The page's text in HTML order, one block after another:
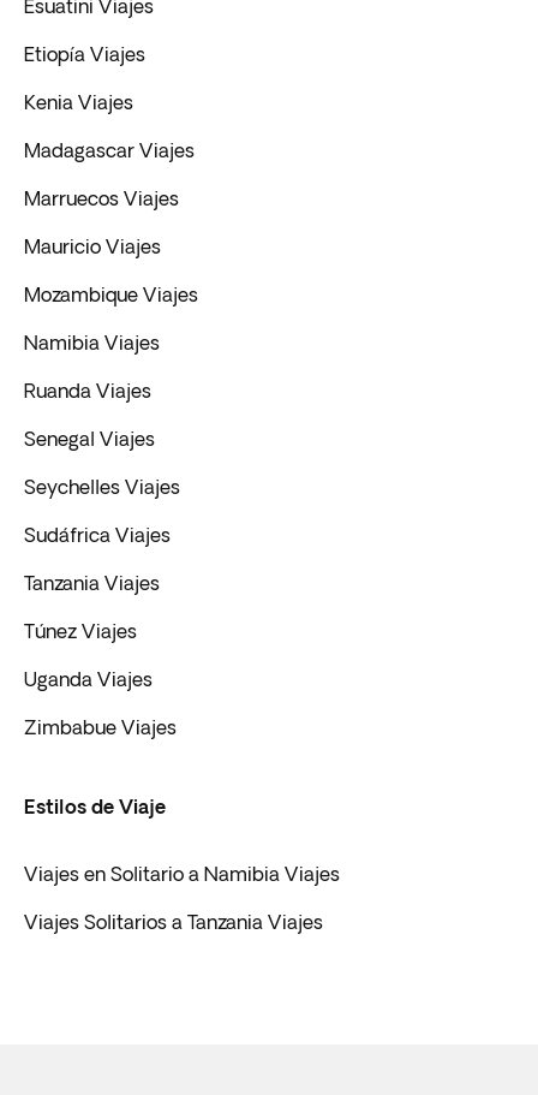
Esuatini Viajes
Etiopía Viajes
Kenia Viajes
Madagascar Viajes
Marruecos Viajes
Mauricio Viajes
Mozambique Viajes
Namibia Viajes
Ruanda Viajes
Senegal Viajes
Seychelles Viajes
Sudáfrica Viajes
Tanzania Viajes
Túnez Viajes
Uganda Viajes
Zimbabue Viajes
Estilos de Viaje
Viajes en Solitario a Namibia Viajes
Viajes Solitarios a Tanzania Viajes